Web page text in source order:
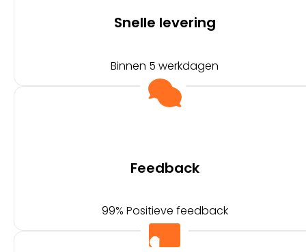
Snelle levering
Binnen 5 werkdagen
Feedback
99% Positieve feedback